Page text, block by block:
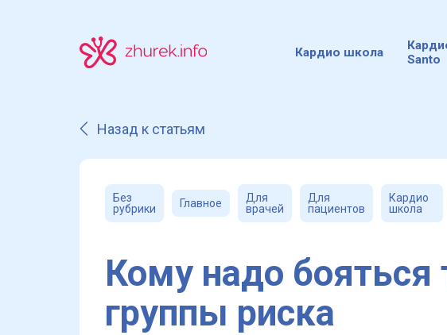
Кардио школа
Santo
Назад к статьям
Без
рубрики
Главное
Для
врачей
Для
пациентов
Кардио
школа
Кому надо бояться
группы риска